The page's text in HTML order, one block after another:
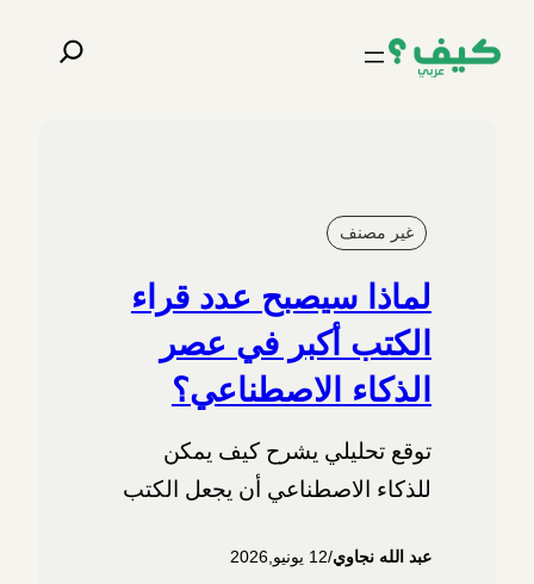
إلى
البحث
غير مصنف
لماذا سيصبح عدد قراء
الكتب أكبر في عصر
الذكاء الاصطناعي؟
توقع تحليلي يشرح كيف يمكن
للذكاء الاصطناعي أن يجعل الكتب
ولماذا قد يتحول الكتاب إلى ملاذ
عبد الله نجاوي/12 يونيو,2026